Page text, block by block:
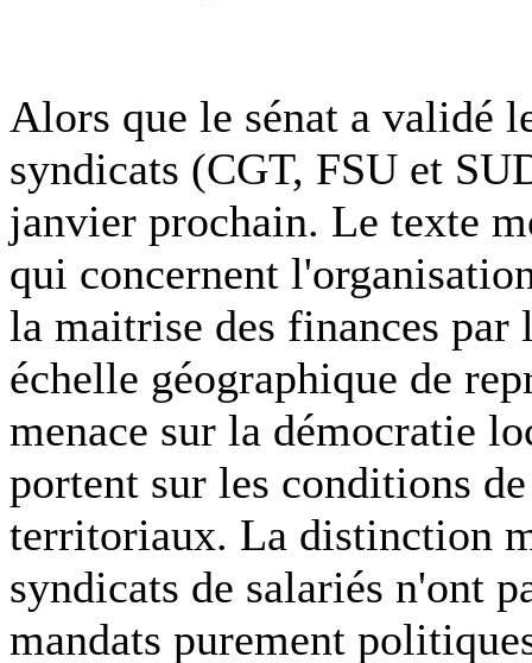
Alors que le sénat a validé
syndicats (CGT, FSU et
janvier prochain. Le texte
qui concernent
la maitrise des finances par
échelle géographique de
menace sur la démocratie
portent sur les conditions
territoriaux. La distinction
syndicats de salariés n'ont
mandats purement